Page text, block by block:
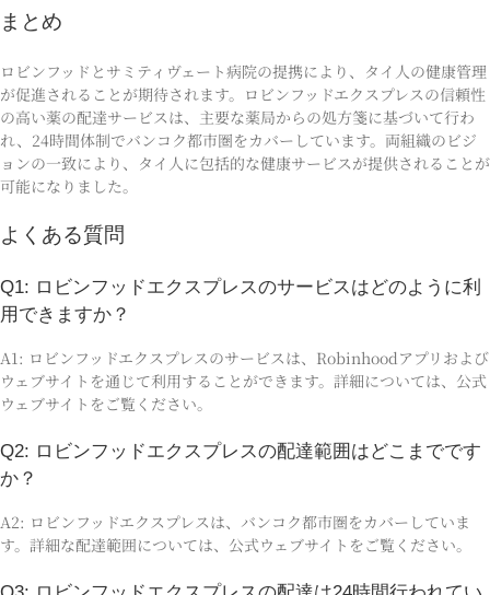
まとめ
ロビンフッドとサミティヴェート病院の提携により、タイ人の健康管理
が促進されることが期待されます。ロビンフッドエクスプレスの信頼性
の高い薬の配達サービスは、主要な薬局からの処方箋に基づいて行わ
れ、24時間体制でバンコク都市圏をカバーしています。両組織のビジ
ョンの一致により、タイ人に包括的な健康サービスが提供されることが
可能になりました。
よくある質問
Q1: ロビンフッドエクスプレスのサービスはどのように利
用できますか？
A1: ロビンフッドエクスプレスのサービスは、Robinhoodアプリおよび
ウェブサイトを通じて利用することができます。詳細については、公式
ウェブサイトをご覧ください。
Q2: ロビンフッドエクスプレスの配達範囲はどこまでです
か？
A2: ロビンフッドエクスプレスは、バンコク都市圏をカバーしていま
す。詳細な配達範囲については、公式ウェブサイトをご覧ください。